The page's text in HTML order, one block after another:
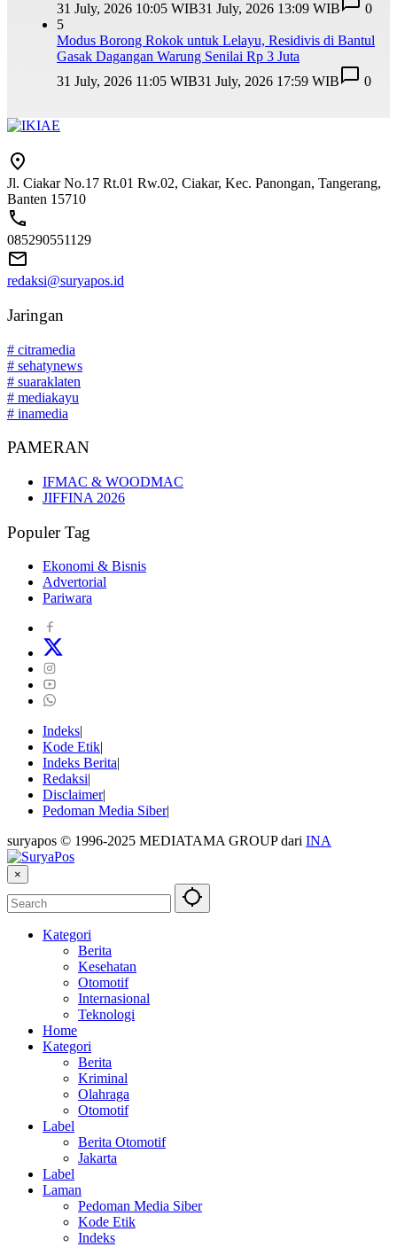
31 July, 2026 10:05 WIB31 July, 2026 13:09 WIB
0
5
Modus Borong Rokok untuk Lelayu, Residivis di Bantul
Gasak Dagangan Warung Senilai Rp 3 Juta
31 July, 2026 11:05 WIB31 July, 2026 17:59 WIB 0
Jl. Ciakar No.17 Rt.01 Rw.02, Ciakar, Kec. Panongan, Tangerang,
Banten 15710
085290551129
redaksi@suryapos.id
Jaringan
# citramedia
# sehatynews
# suaraklaten
# mediakayu
# inamedia
PAMERAN
IFMAC & WOODMAC
JIFFINA 2026
Populer Tag
Ekonomi & Bisnis
Advertorial
Pariwara
Indeks
Kode Etik
Indeks Berita
Redaksi
Disclaimer
Pedoman Media Siber
suryapos © 1996-2025 MEDIATAMA GROUP dari INA
×
Kategori
Berita
Kesehatan
Otomotif
Internasional
Teknologi
Home
Kategori
Berita
Kriminal
Olahraga
Otomotif
Label
Berita Otomotif
Jakarta
Label
Laman
Pedoman Media Siber
Kode Etik
Indeks